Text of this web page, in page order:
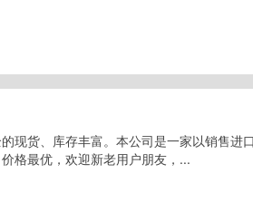
现货、库存丰富。本公司是一家以销售进
格最优，欢迎新老用户朋友，...